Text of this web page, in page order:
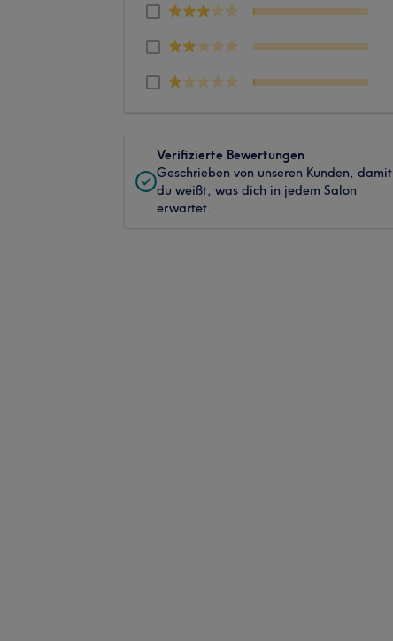
Verifizierte Bewertungen
Geschrieben von unseren Kunden, damit
du weißt, was dich in jedem Salon
erwartet.